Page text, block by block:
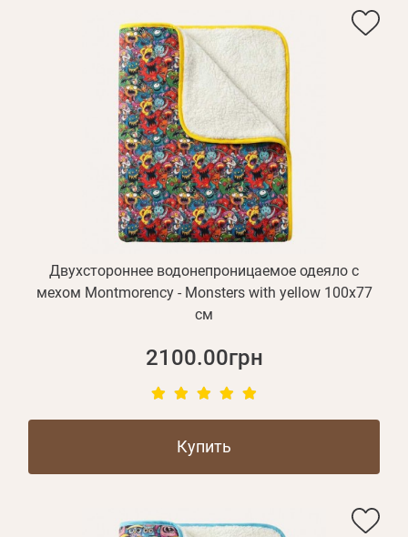
Двухстороннее водонепроницаемое одеяло с
мехом Montmorency - Monsters with yellow 100х77
см
2100.00грн
Купить